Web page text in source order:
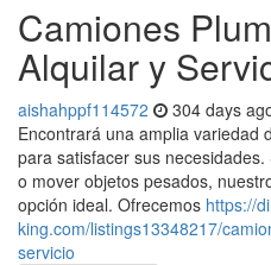
Camiones
Alquilar y
aishahppf114572 304 days
Encontrará una amplia variedad
para satisfacer sus
o mover objetos pesados,
opción ideal. Ofrecemos https://
king.com/listings13348217/
servicio